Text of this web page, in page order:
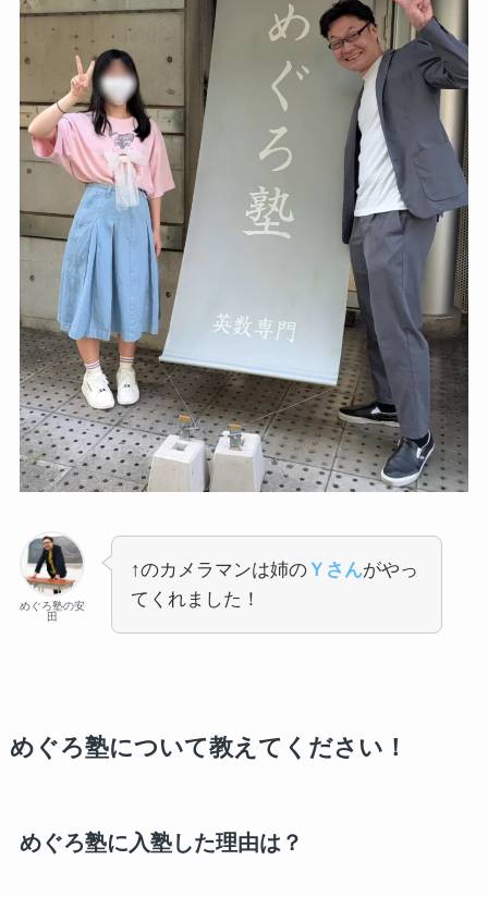
めぐろ塾の安
田
↑のカメラマンは姉のＹさんがやっ
てくれました！
めぐろ塾について教えてください！
めぐろ塾に入塾した理由は？